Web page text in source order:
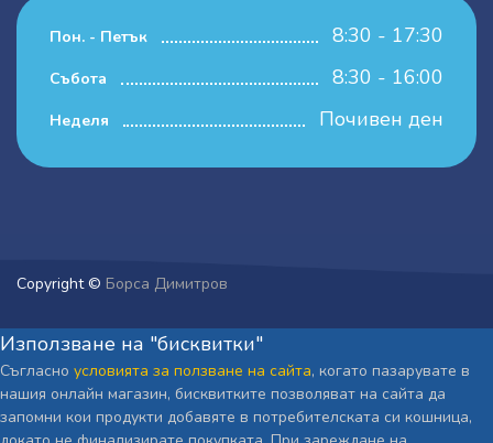
Пон. - Петък 8:30 - 17:30
Събота 8:30 - 16:00
Неделя Почивен ден
Copyright © Борса Димитров
Използване на "бисквитки"
Съгласно условията за ползване на сайта, когато пазарувате в
нашия онлайн магазин, бисквитките позволяват на сайта да
запомни кои продукти добавяте в потребителската си кошница,